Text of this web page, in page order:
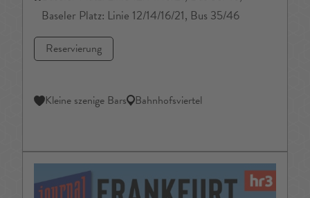
Baseler Platz: Linie 12/14/16/21, Bus 35/46
Reservierung
Kleine szenige Bars Bahnhofsviertel